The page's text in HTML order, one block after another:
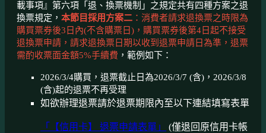
載事項』第六項「退、換票機制」之規定共有四種方案之退
換票規定， 本節目採用方案二 ：消費者請求退換票之時限為
購買票券後3日內(不含購票日)，購買票券後第4日起不接受
退換票申請，請求退換票日期以收到退票申請日為準，退票
需酌收票面金額5%手續費 ，範例如下：
2026/3/4購買，退票截止日為2026/3/7 (含)，2026/3/8
(含)起的退票不再受理
如欲辦理退票請於退票期限內至以下連結填寫表單
「【信用卡】 退票申請表單」
(僅退回原信用卡帳